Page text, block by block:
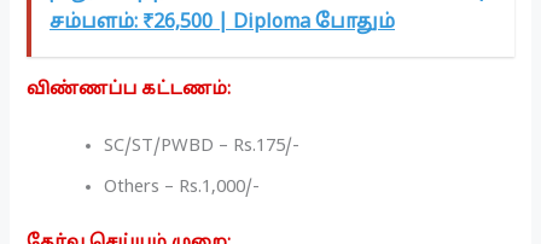
சம்பளம்: ₹26,500 | Diploma போதும்
விண்ணப்ப கட்டணம்:
SC/ST/PWBD – Rs.175/-
Others – Rs.1,000/-